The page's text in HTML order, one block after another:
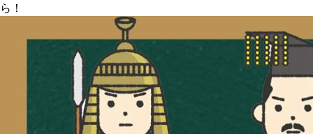
ら！